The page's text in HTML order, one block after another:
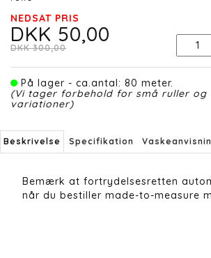
NEDSAT PRIS
DKK 50,00
DKK 300,00
På lager - ca.antal: 80 meter.
(Vi tager forbehold for små ruller og
variationer)
Beskrivelse Specifikation
Bemærk at fortrydelsesretten
når du bestiller made-to-measure